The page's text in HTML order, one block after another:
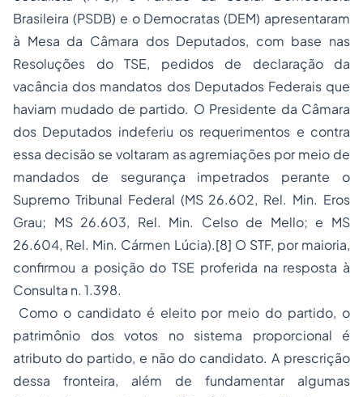
Brasileira (PSDB) e o Democratas (DEM) apresentaram
à Mesa da Câmara dos Deputados, com base nas
Resoluções do TSE, pedidos de declaração da
vacância dos mandatos dos Deputados Federais que
haviam mudado de partido. O Presidente da Câmara
dos Deputados indeferiu os requerimentos e contra
essa decisão se voltaram as agremiações por meio de
mandados de segurança impetrados perante o
Supremo Tribunal Federal (MS 26.602, Rel. Min. Eros
Grau; MS 26.603, Rel. Min. Celso de Mello; e MS
26.604, Rel. Min. Cármen Lúcia).[8] O STF, por maioria,
confirmou a posição do TSE proferida na resposta à
Consulta n. 1.398.
Como o candidato é eleito por meio do partido, o
patrimônio dos votos no sistema proporcional é
atributo do partido, e não do candidato. A prescrição
dessa fronteira, além de fundamentar algumas